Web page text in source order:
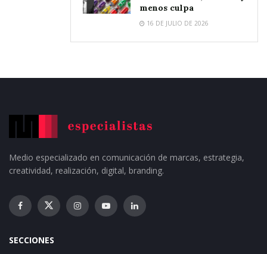
menos culpa
16 DE JULIO DE 2026
Medio especializado en comunicación de marcas, estrategia,
creatividad, realización, digital, branding.
SECCIONES